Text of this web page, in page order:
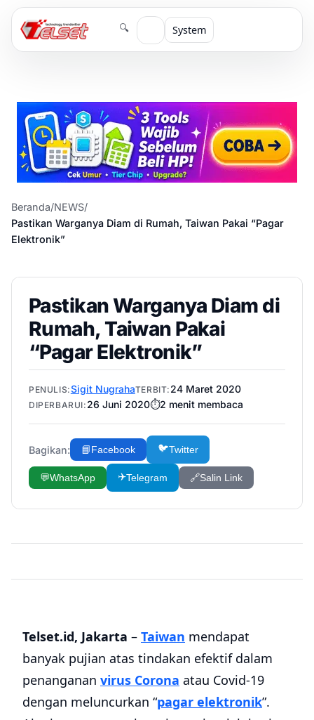
🔍 System
Beranda/NEWS/
Pastikan Warganya Diam di Rumah, Taiwan Pakai “Pagar
Elektronik”
Pastikan Warganya Diam di
Rumah, Taiwan Pakai
“Pagar Elektronik”
PENULIS:Sigit NugrahaTERBIT: 24 Maret 2020
DIPERBARUI: 26 Juni 2020⏱️2 menit membaca
Bagikan: 📘Facebook 🐦Twitter
💬WhatsApp ✈️Telegram 🔗Salin Link
Telset.id, Jakarta – Taiwan mendapat
banyak pujian atas tindakan efektif dalam
penanganan virus Corona atau Covid-19
dengan meluncurkan “pagar elektronik”.